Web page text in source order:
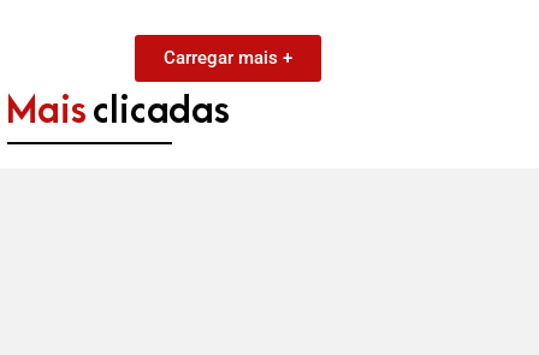
Carregar mais +
Mais clicadas